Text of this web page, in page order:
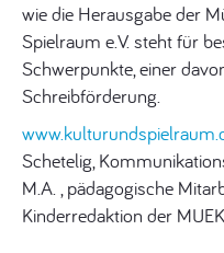
wie die Herausgabe der
Spielraum e.V. steht für
Schwerpunkte, einer
Schreibförderung.
Schetelig,
M.A. , pädagogische
Kinderredaktion der